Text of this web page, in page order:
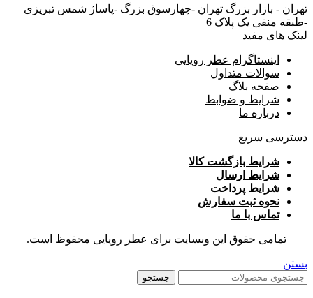
تهران - بازار بزرگ تهران -چهارسوق بزرگ -پاساژ شمس تبریزی
-طبقه منفی یک پلاک 6
لینک های مفید
اینستاگرام عطر رویایی
سوالات متداول
صفحه بلاگ
شرایط و ضوابط
درباره ما
دسترسی سریع
شرایط بازگشت کالا
شرایط ارسال
شرایط پرداخت
نحوه ثبت سفارش
تماس با ما
تمامی حقوق این وبسایت برای عطر رویایی محفوظ است.
بستن
جستجو